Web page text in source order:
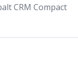
CRM Compact